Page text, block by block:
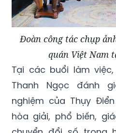
Đoàn công tác chụp
quán Việt Nam
Tại các buổi làm
Thanh Ngọc đánh
nghiệm của Thụy
hòa giải, phổ biến,